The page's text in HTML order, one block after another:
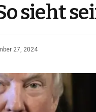
sieht
27, 2024